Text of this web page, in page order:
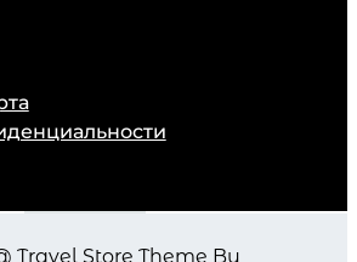
Travel Store Theme By